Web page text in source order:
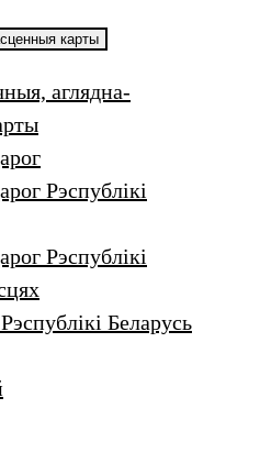
карты
аглядна-
Рэспублікі
Рэспублікі
Беларусь